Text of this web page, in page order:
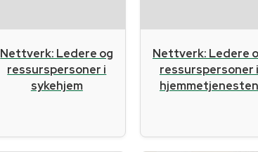
Nettverk: Ledere og
ressurspersoner i
sykehjem
Nettverk: Ledere
ressurspersoner i
hjemmetjenesten